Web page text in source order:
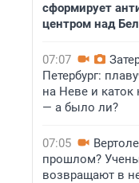
сформирует
центром над
07:07
Петербург:
на Неве и
— а было ли?
07:05
прошлом?
возвращают в